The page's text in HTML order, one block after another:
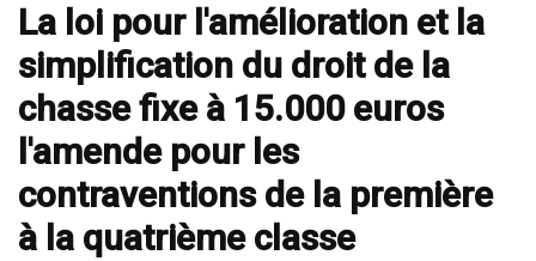
La loi pour l'amélioration et la
simplification du droit de la
chasse fixe à 15.000 euros
l'amende pour les
contraventions de la première
à la quatrième classe